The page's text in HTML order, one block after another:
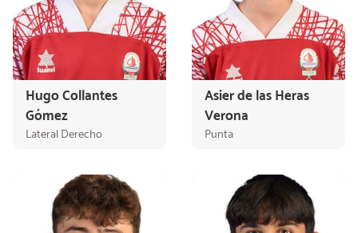
Hugo Collantes
Gómez
Lateral Derecho
Asier de las Heras
Verona
Punta